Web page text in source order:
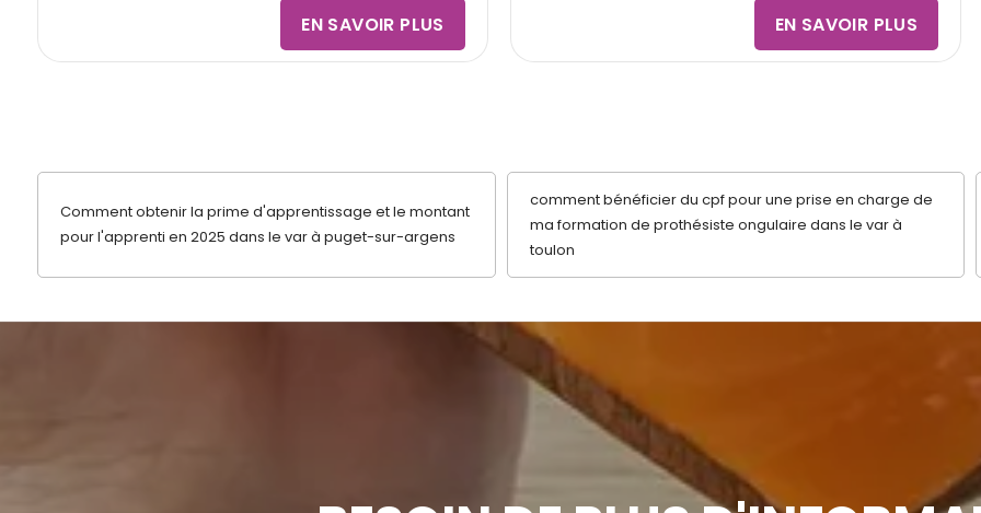
EN SAVOIR PLUS EN SAVOIR PLUS
Comment obtenir la prime d'apprentissage et le montant
pour l'apprenti en 2025 dans le var à puget-sur-argens
comment bénéficier du cpf pour une prise en charge de
ma formation de prothésiste ongulaire dans le var à
toulon